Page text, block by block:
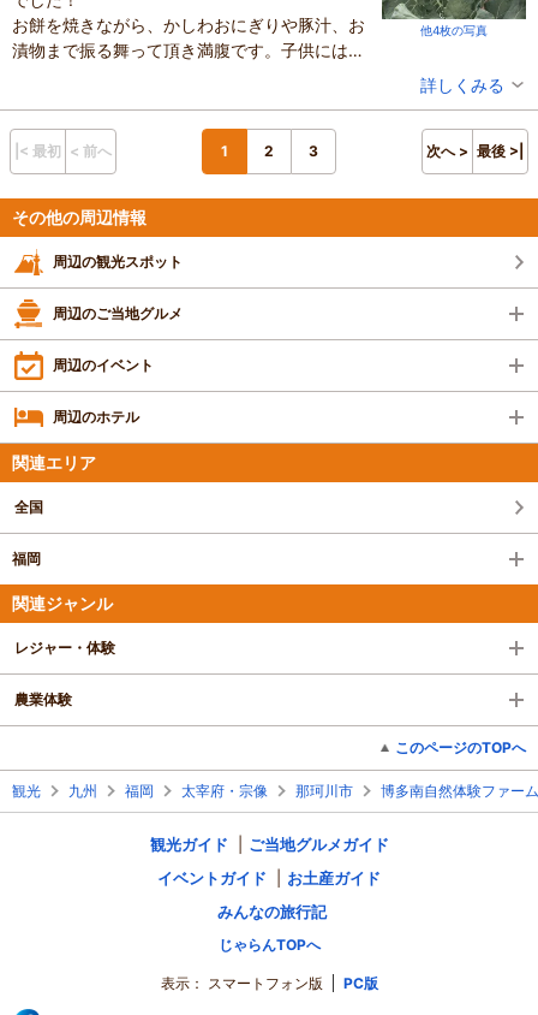
た、温かい野菜スープもいただけて嬉しかったです。
ケールだけは持ち帰りもOKとのこと（お店指定の袋に入る量）で、
スタッフの方に教えてもらったレンジで出来るケールチップスを家
で作りましたがこれが美味しくて！野菜嫌いの子供も食べてくれま
した。
畑の奥にビオトープがあり今回は蛙の卵があるのみでしたが、暖か
くなったら生き物も増えるそうで、また行ってみたいです。
他4枚の写真
お餅を焼きながら、かしわおにぎりや豚汁、お
漬物まで振る舞って頂き満腹です。子供にはお
本もありました）
2組毎の貸切りだったので、家族のペースに合
わせて楽しむ事ができたのがとても良かったで
す。 次回はバーベキューでも利用してみたい
です。たいへんお世話になりました♪
滞在時間：1～2時間
人数：3人～5人
家族の内訳：お子様、配偶者
設備の有無：駐車場、トイレ、休憩所
投稿日：2025年1月25日
詳しくみる
|< 最初 < 前へ 1 2 3 次へ > 最後 >|
その他の周辺情報
周辺の観光スポット
周辺のご当地グルメ
周辺のイベント
周辺のホテル
関連エリア
全国
福岡
関連ジャンル
レジャー・体験
農業体験
このページのTOPへ
観光 九州 福岡 太宰府・宗像 那珂川市 博多南自然体験ファーム
観光ガイド
ご当地グルメガイド
イベントガイド
お土産ガイド
みんなの旅行記
じゃらんTOPへ
表示： スマートフォン版 PC版